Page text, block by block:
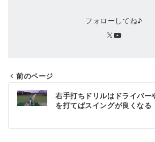
フォローしてね♪
投
稿
前のページ
右手打ちドリルはドライバー
を打てばスイングが良くなる